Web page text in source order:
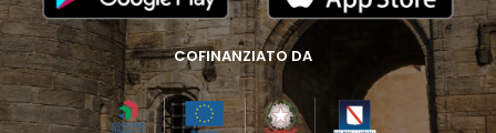
COFINANZIATO DA